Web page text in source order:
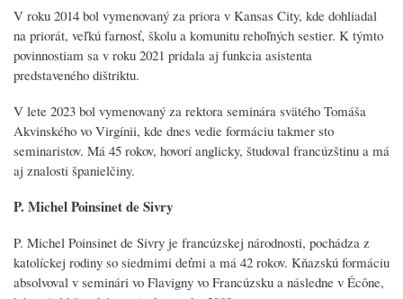
V roku 2014 bol vymenovaný za priora v Kansas City, kde dohliadal
na priorát, veľkú farnosť, školu a komunitu rehoľných sestier. K týmto
povinnostiam sa v roku 2021 pridala aj funkcia asistenta
predstaveného dištriktu.
V lete 2023 bol vymenovaný za rektora seminára svätého Tomáša
Akvinského vo Virgínii, kde dnes vedie formáciu takmer sto
seminaristov. Má 45 rokov, hovorí anglicky, študoval francúzštinu a má
aj znalosti španielčiny.
P. Michel Poinsinet de Sivry
P. Michel Poinsinet de Sivry je francúzskej národnosti, pochádza z
katolíckej rodiny so siedmimi deťmi a má 42 rokov. Kňazskú formáciu
absolvoval v seminári vo Flavigny vo Francúzsku a následne v Écône,